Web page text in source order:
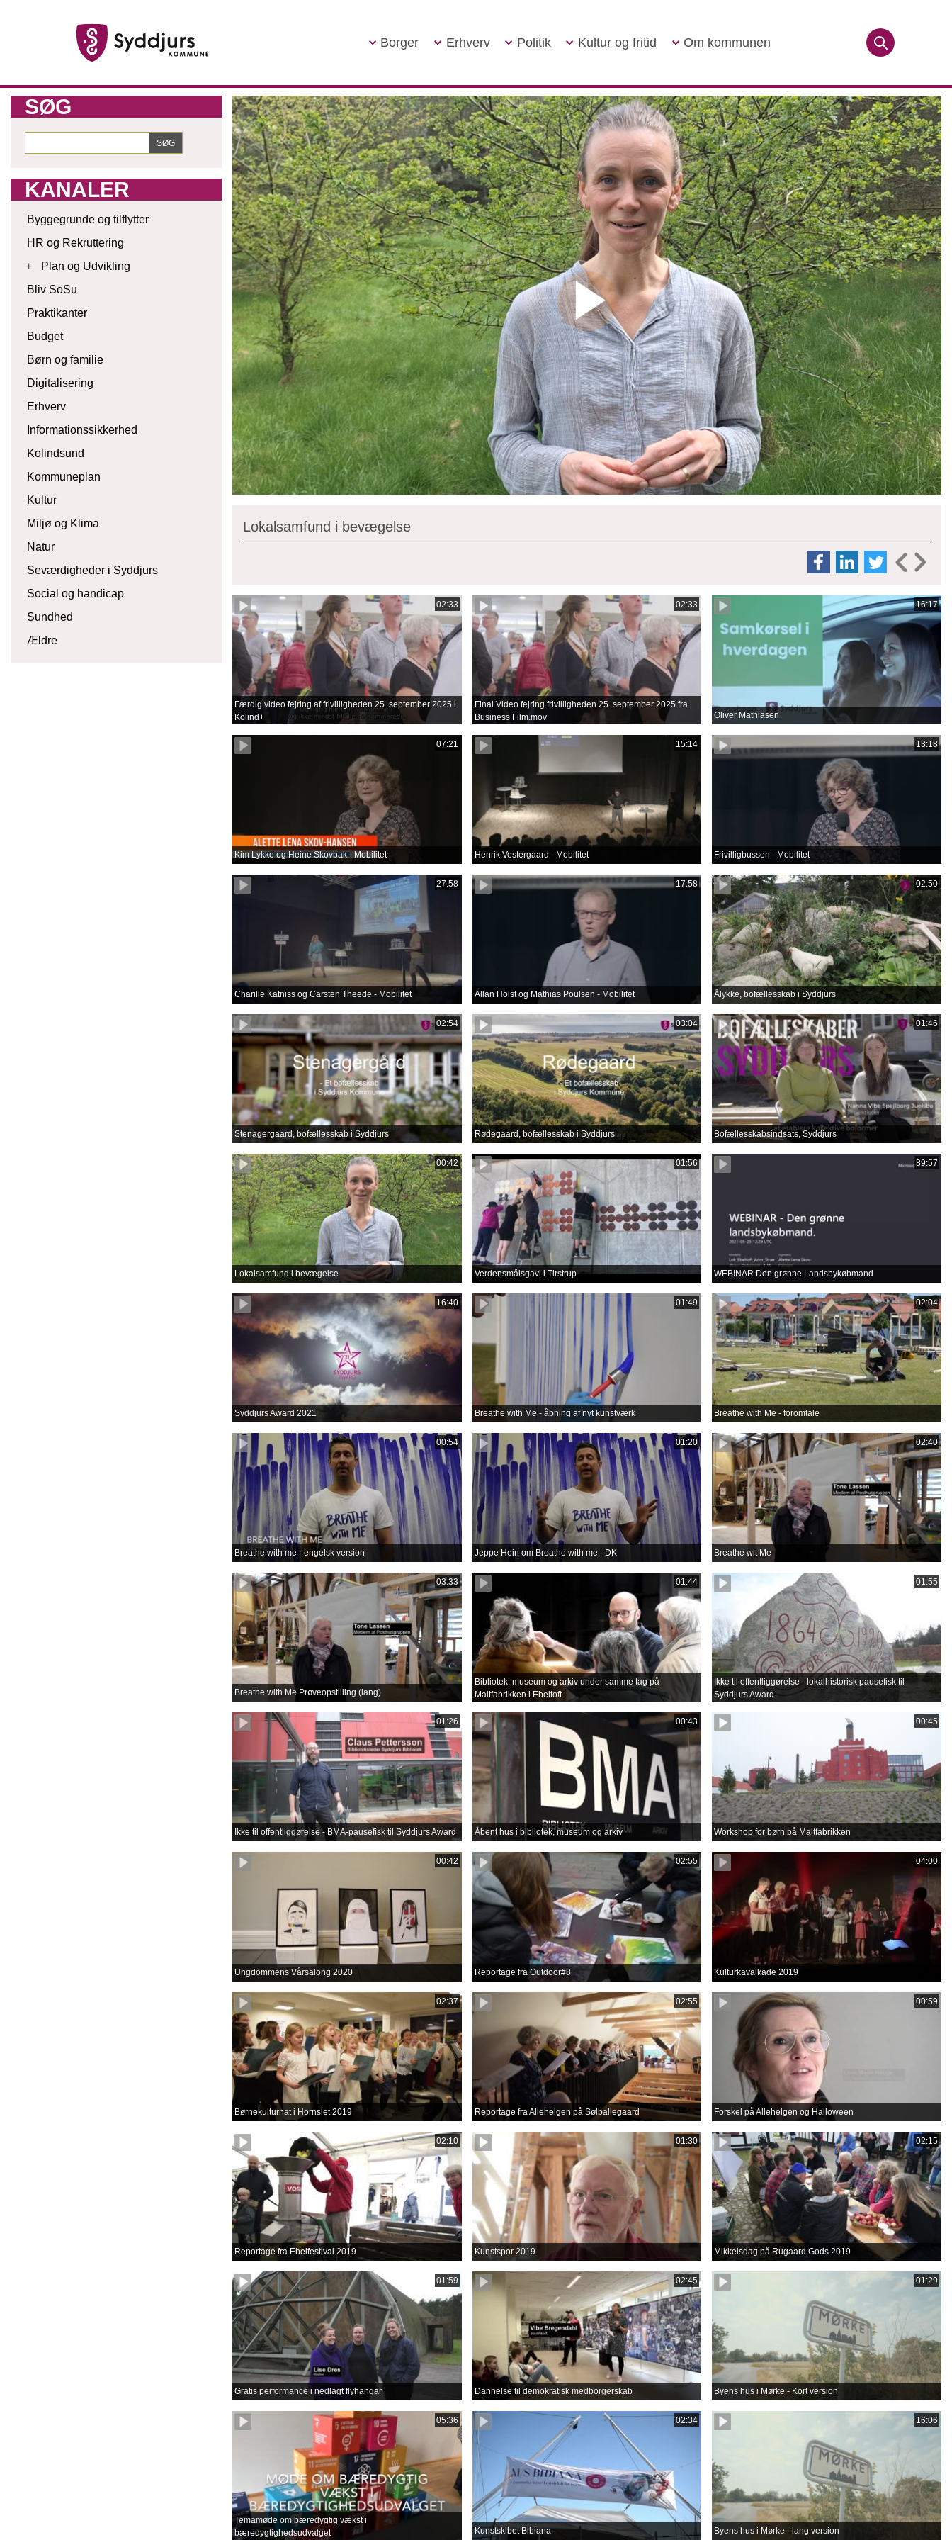
Borger Erhverv Politik Kultur og fritid Om kommunen
SØG
KANALER
Byggegrunde og tilflytter
HR og Rekruttering
+
Plan og Udvikling
Bliv SoSu
Praktikanter
Budget
Børn og familie
Digitalisering
Erhverv
Informationssikkerhed
Kolindsund
Kommuneplan
Kultur
Miljø og Klima
Natur
Seværdigheder i Syddjurs
Social og handicap
Sundhed
Ældre
Lokalsamfund i bevægelse
02:33
Færdig video fejring af frivilligheden 25. september 2025 i
Kolind+
02:33
Final Video fejring frivilligheden 25. september 2025 fra
Business Film.mov
16:17
Oliver Mathiasen
07:21
Kim Lykke og Heine Skovbak - Mobilitet
15:14
Henrik Vestergaard - Mobilitet
13:18
Frivilligbussen - Mobilitet
27:58
Charilie Katniss og Carsten Theede - Mobilitet
17:58
Allan Holst og Mathias Poulsen - Mobilitet
02:50
Ålykke, bofællesskab i Syddjurs
02:54
Stenagergaard, bofællesskab i Syddjurs
03:04
Rødegaard, bofællesskab i Syddjurs
01:46
Bofællesskabsindsats, Syddjurs
00:42
Lokalsamfund i bevægelse
01:56
Verdensmålsgavl i Tirstrup
89:57
WEBINAR Den grønne Landsbykøbmand
16:40
Syddjurs Award 2021
01:49
Breathe with Me - åbning af nyt kunstværk
02:04
Breathe with Me - foromtale
00:54
Breathe with me - engelsk version
01:20
Jeppe Hein om Breathe with me - DK
02:40
Breathe wit Me
03:33
Breathe with Me Prøveopstilling (lang)
01:44
Bibliotek, museum og arkiv under samme tag på
Maltfabrikken i Ebeltoft
01:55
Ikke til offentliggørelse - lokalhistorisk pausefisk til
Syddjurs Award
01:26
Ikke til offentliggørelse - BMA-pausefisk til Syddjurs Award
00:43
Åbent hus i bibliotek, museum og arkiv
00:45
Workshop for børn på Maltfabrikken
00:42
Ungdommens Vårsalong 2020
02:55
Reportage fra Outdoor#8
04:00
Kulturkavalkade 2019
02:37
Børnekulturnat i Hornslet 2019
02:55
Reportage fra Allehelgen på Sølballegaard
00:59
Forskel på Allehelgen og Halloween
02:10
Reportage fra Ebelfestival 2019
01:30
Kunstspor 2019
02:15
Mikkelsdag på Rugaard Gods 2019
01:59
Gratis performance i nedlagt flyhangar
02:45
Dannelse til demokratisk medborgerskab
01:29
Byens hus i Mørke - Kort version
05:36
Temamøde om bæredygtig vækst i
bæredygtighedsudvalget
02:34
Kunstskibet Bibiana
16:06
Byens hus i Mørke - lang version